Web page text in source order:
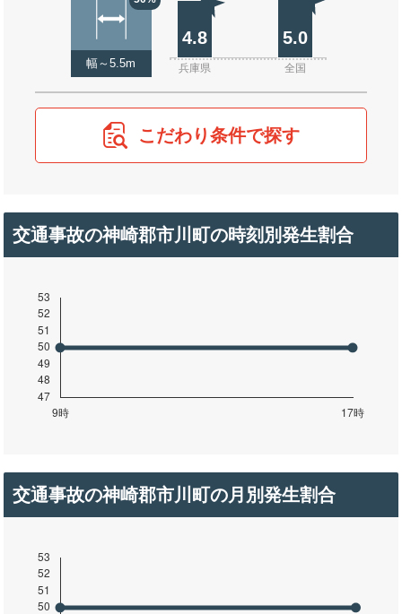
幅～5.5m
4.8 5.0
兵庫県 全国
こだわり条件で探す
交通事故の神崎郡市川町の時刻別発生割合
交通事故の神崎郡市川町の月別発生割合